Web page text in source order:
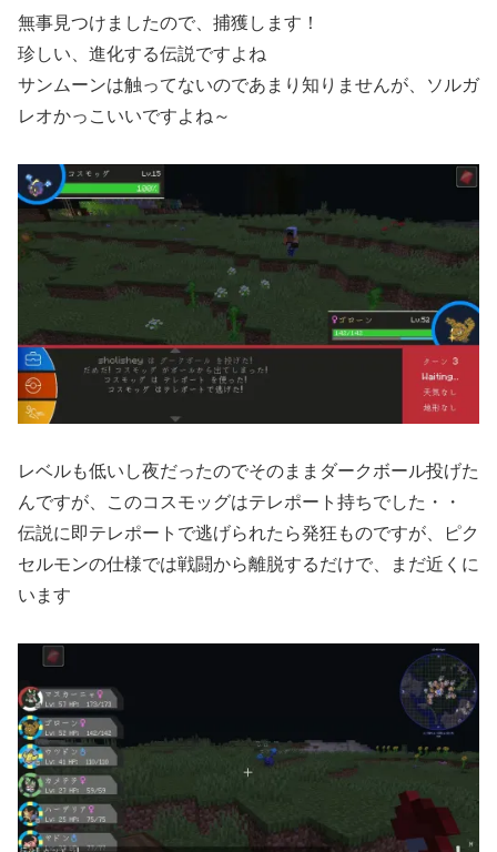
無事見つけましたので、捕獲します！
珍しい、進化する伝説ですよね
サンムーンは触ってないのであまり知りませんが、ソルガ
レオかっこいいですよね～
レベルも低いし夜だったのでそのままダークボール投げた
んですが、このコスモッグはテレポート持ちでした・・
伝説に即テレポートで逃げられたら発狂ものですが、ピク
セルモンの仕様では戦闘から離脱するだけで、まだ近くに
います